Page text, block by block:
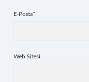
E-Posta*
Web Sitesi